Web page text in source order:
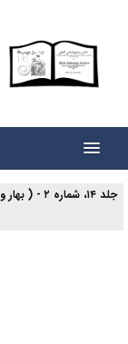
جلد ۱۴، شماره ۲ - ( بهار و تابستان ۱۴۰۴ )